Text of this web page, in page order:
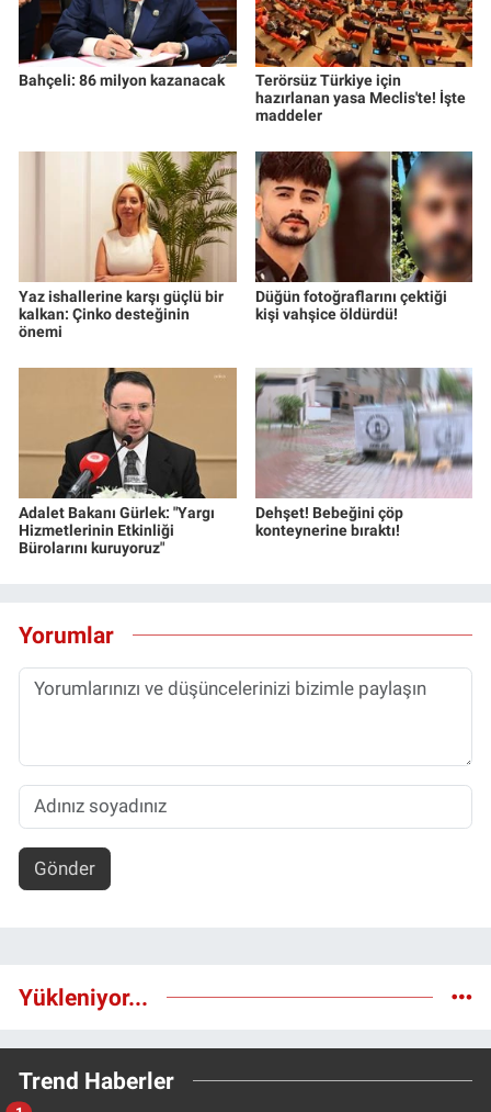
Bahçeli: 86 milyon kazanacak
Terörsüz Türkiye için
hazırlanan yasa Meclis'te! İşte
maddeler
Yaz ishallerine karşı güçlü bir
kalkan: Çinko desteğinin
önemi
Düğün fotoğraflarını çektiği
kişi vahşice öldürdü!
Adalet Bakanı Gürlek: "Yargı
Hizmetlerinin Etkinliği
Bürolarını kuruyoruz"
Dehşet! Bebeğini çöp
konteynerine bıraktı!
Yorumlar
Gönder
Yükleniyor...
Trend Haberler